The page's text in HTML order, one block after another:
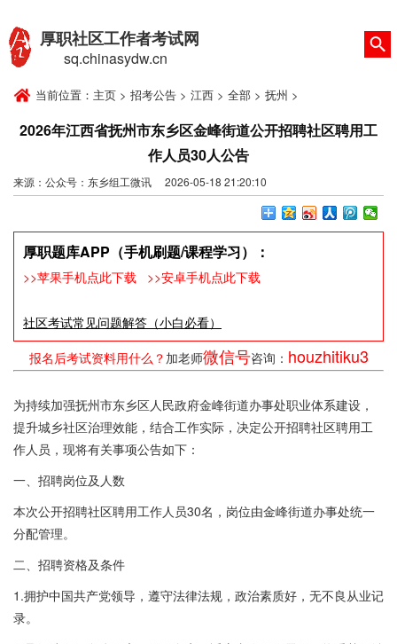
厚职社区工作者考试网
sq.chinasydw.cn
当前位置： 主页 > 招考公告 > 江西 > 全部 > 抚州 >
2026年江西省抚州市东乡区金峰街道公开招聘社区聘用工
作人员30人公告
来源：公众号：东乡组工微讯 2026-05-18 21:20:10
厚职题库APP（手机刷题/课程学习）：
>>苹果手机点此下载 >>安卓手机点此下载
社区考试常见问题解答（小白必看）
报名后考试资料用什么？ 加老师微信号咨询： houzhitiku3
为持续加强抚州市东乡区人民政府金峰街道办事处职业体系建设，
提升城乡社区治理效能，结合工作实际，决定公开招聘社区聘用工
作人员，现将有关事项公告如下：
一、招聘岗位及人数
本次公开招聘社区聘用工作人员30名，岗位由金峰街道办事处统一
分配管理。
二、招聘资格及条件
1.拥护中国共产党领导，遵守法律法规，政治素质好，无不良从业记
录。